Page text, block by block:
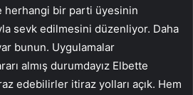
herhangi bir parti üyesinin
sevk edilmesini düzenliyor. Daha
bunun. Uygulamalar
almış durumdayız Elbette
edebilirler itiraz yolları açık. Hem